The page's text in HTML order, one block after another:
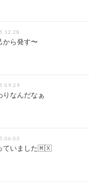
から発す〜
りなんだなぁ
ていました🇲🇽